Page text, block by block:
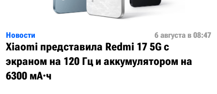
Новости 6 августа в 08:47
Xiaomi представила Redmi 17 5G с
экраном на 120 Гц и аккумулятором на
6300 мА·ч